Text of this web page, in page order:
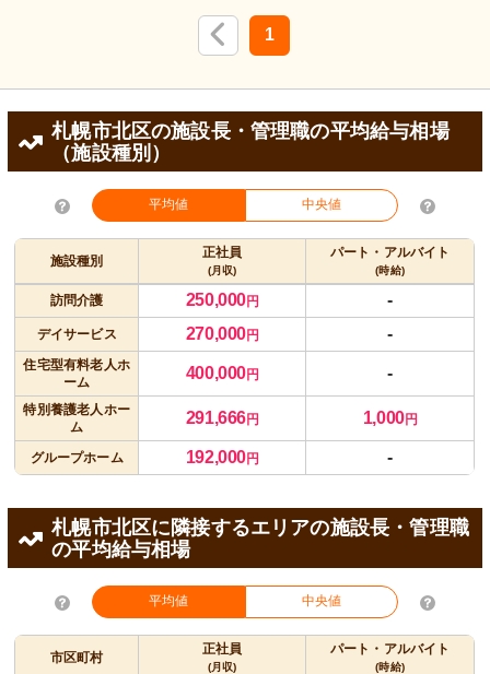
1
札幌市北区の施設長・管理職の平均給与相場
（施設種別）
平均値 中央値
施設種別
正社員
(月収)
パート・アルバイト
(時給)
訪問介護 250,000円 -
デイサービス 270,000円 -
住宅型有料老人ホ
ーム
400,000円 -
特別養護老人ホー
ム
291,666円 1,000円
グループホーム 192,000円 -
札幌市北区に隣接するエリアの施設長・管理職
の平均給与相場
平均値 中央値
市区町村
正社員
(月収)
パート・アルバイト
(時給)